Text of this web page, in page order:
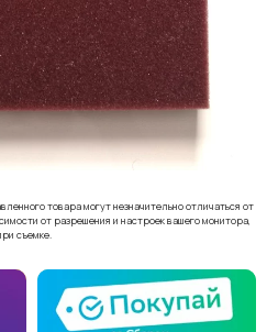
товара могут незначительно отличаться от
от разрешения и настроек вашего монитора,
съемке.